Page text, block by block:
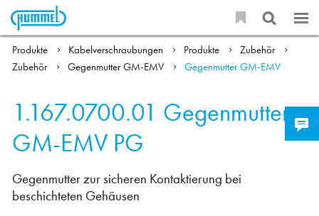
Produkte Kabelverschraubungen Produkte
Zubehör
Zubehör
Gegenmutter GM-EMV Gegenmutter GM-EMV
1.167.0700.01 Gegenmutter
GM-EMV PG
Gegenmutter zur sicheren Kontaktierung bei
beschichteten Gehäusen